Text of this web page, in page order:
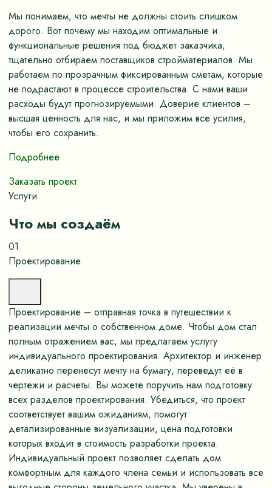
Мы понимаем, что мечты не должны стоить слишком
дорого. Вот почему мы находим оптимальные и
функциональные решения под бюджет заказчика,
тщательно отбираем поставщиков стройматериалов. Мы
работаем по прозрачным фиксированным сметам, которые
не подрастают в процессе строительства. С нами ваши
расходы будут прогнозируемыми. Доверие клиентов –
высшая ценность для нас, и мы приложим все усилия,
чтобы его сохранить.
Подробнее
Заказать проект
Услуги
Что мы создаём
01
Проектирование
Проектирование – отправная точка в путешествии к
реализации мечты о собственном доме. Чтобы дом стал
полным отражением вас, мы предлагаем услугу
индивидуального проектирования. Архитектор и инженер
деликатно перенесут мечту на бумагу, переведут её в
чертежи и расчеты. Вы можете поручить нам подготовку
всех разделов проектирования. Убедиться, что проект
соответствует вашим ожиданиям, помогут
детализированные визуализации, цена подготовки
которых входит в стоимость разработки проекта.
Индивидуальный проект позволяет сделать дом
комфортным для каждого члена семьи и использовать все